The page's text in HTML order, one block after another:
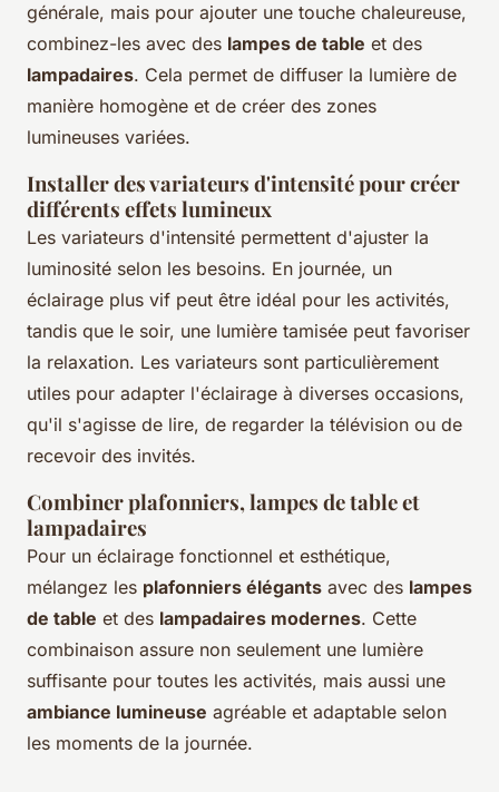
générale, mais pour ajouter une touche chaleureuse,
combinez-les avec des lampes de table et des
lampadaires. Cela permet de diffuser la lumière de
manière homogène et de créer des zones
lumineuses variées.
Installer des variateurs d'intensité pour créer
différents effets lumineux
Les variateurs d'intensité permettent d'ajuster la
luminosité selon les besoins. En journée, un
éclairage plus vif peut être idéal pour les activités,
tandis que le soir, une lumière tamisée peut favoriser
la relaxation. Les variateurs sont particulièrement
utiles pour adapter l'éclairage à diverses occasions,
qu'il s'agisse de lire, de regarder la télévision ou de
recevoir des invités.
Combiner plafonniers, lampes de table et
lampadaires
Pour un éclairage fonctionnel et esthétique,
mélangez les plafonniers élégants avec des lampes
de table et des lampadaires modernes. Cette
combinaison assure non seulement une lumière
suffisante pour toutes les activités, mais aussi une
ambiance lumineuse agréable et adaptable selon
les moments de la journée.